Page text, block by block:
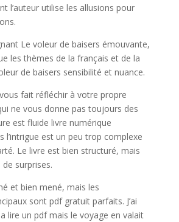
l’auteur utilise les allusions pour
Le voleur de baisers émouvante,
les thèmes de la français et de la
de baisers sensibilité et nuance.
vous fait réfléchir à votre propre
ne vous donne pas toujours des
est fluide livre numérique
l’intrigue est un peu trop complexe
Le livre est bien structuré, mais
de surprises.
et bien mené, mais les
sont pdf gratuit parfaits. J’ai
lire un pdf mais le voyage en valait